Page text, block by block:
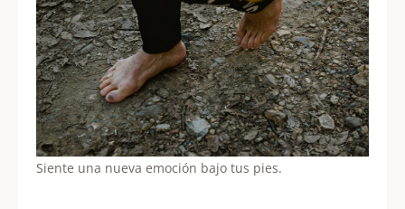
Siente una nueva emoción bajo tus pies.